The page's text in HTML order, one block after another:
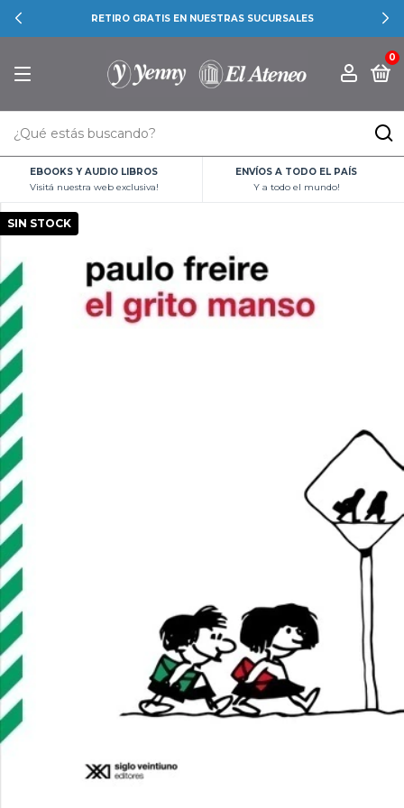
RETIRO GRATIS EN NUESTRAS SUCURSALES
0
EBOOKS Y AUDIO LIBROS
Visitá nuestra web exclusiva!
ENVÍOS A TODO EL PAÍS
Y a todo el mundo!
SIN STOCK